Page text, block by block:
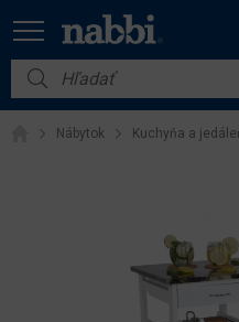
Nábytok
Vybavenie do
Nábytok Kuchyňa a